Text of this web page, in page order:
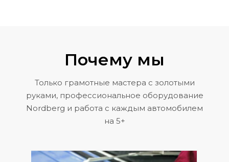
Почему мы
Только грамотные мастера с золотыми
руками, профессиональное оборудование
Nordberg и работа с каждым автомобилем
на 5+